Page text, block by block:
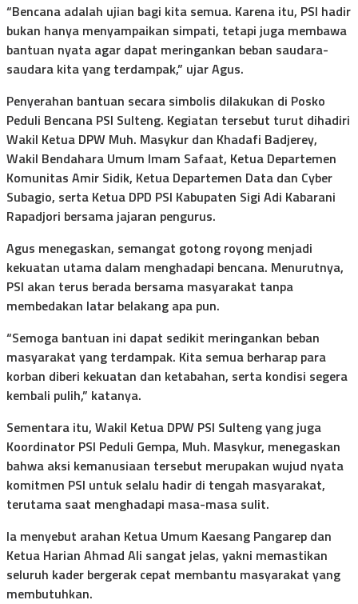
“Bencana adalah ujian bagi kita semua. Karena itu, PSI hadir
bukan hanya menyampaikan simpati, tetapi juga membawa
bantuan nyata agar dapat meringankan beban saudara-
saudara kita yang terdampak,” ujar Agus.
Penyerahan bantuan secara simbolis dilakukan di Posko
Peduli Bencana PSI Sulteng. Kegiatan tersebut turut dihadiri
Wakil Ketua DPW Muh. Masykur dan Khadafi Badjerey,
Wakil Bendahara Umum Imam Safaat, Ketua Departemen
Komunitas Amir Sidik, Ketua Departemen Data dan Cyber
Subagio, serta Ketua DPD PSI Kabupaten Sigi Adi Kabarani
Rapadjori bersama jajaran pengurus.
Agus menegaskan, semangat gotong royong menjadi
kekuatan utama dalam menghadapi bencana. Menurutnya,
PSI akan terus berada bersama masyarakat tanpa
membedakan latar belakang apa pun.
“Semoga bantuan ini dapat sedikit meringankan beban
masyarakat yang terdampak. Kita semua berharap para
korban diberi kekuatan dan ketabahan, serta kondisi segera
kembali pulih,” katanya.
Sementara itu, Wakil Ketua DPW PSI Sulteng yang juga
Koordinator PSI Peduli Gempa, Muh. Masykur, menegaskan
bahwa aksi kemanusiaan tersebut merupakan wujud nyata
komitmen PSI untuk selalu hadir di tengah masyarakat,
terutama saat menghadapi masa-masa sulit.
Ia menyebut arahan Ketua Umum Kaesang Pangarep dan
Ketua Harian Ahmad Ali sangat jelas, yakni memastikan
seluruh kader bergerak cepat membantu masyarakat yang
membutuhkan.